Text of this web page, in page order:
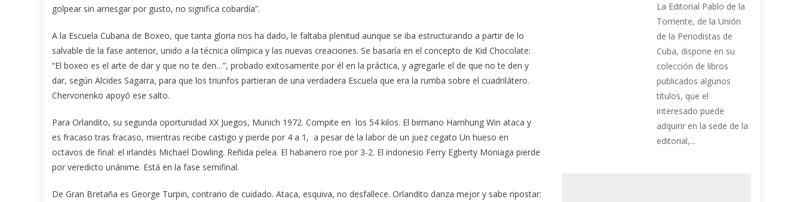
golpear sin arriesgar por gusto, no significa cobardía”.
A la Escuela Cubana de Boxeo, que tanta gloria nos ha dado, le faltaba plenitud aunque se iba estructurando a partir de lo
salvable de la fase anterior, unido a la técnica olímpica y las nuevas creaciones. Se basaría en el concepto de Kid Chocolate:
“El boxeo es el arte de dar y que no te den…”, probado exitosamente por él en la práctica, y agregarle el de que no te den y
dar, según Alcides Sagarra, para que los triunfos partieran de una verdadera Escuela que era la rumba sobre el cuadrilátero.
Chervonenko apoyó ese salto.
Para Orlandito, su segunda oportunidad XX Juegos, Munich 1972. Compite en los 54 kilos. El birmano Hamhung Win ataca y
es fracaso tras fracaso, mientras recibe castigo y pierde por 4 a 1, a pesar de la labor de un juez cegato Un hueso en
octavos de final: el irlandés Michael Dowling. Reñida pelea. El habanero roe por 3-2. El indonesio Ferry Egberty Moniaga pierde
por veredicto unánime. Está en la fase semifinal.
De Gran Bretaña es George Turpin, contrario de cuidado. Ataca, esquiva, no desfallece. Orlandito danza mejor y sabe ripostar:
La Editorial Pablo de la
Torriente, de la Unión
de la Periodistas de
Cuba, dispone en su
colección de libros
publicados algunos
títulos, que el
interesado puede
adquirir en la sede de la
editorial,...